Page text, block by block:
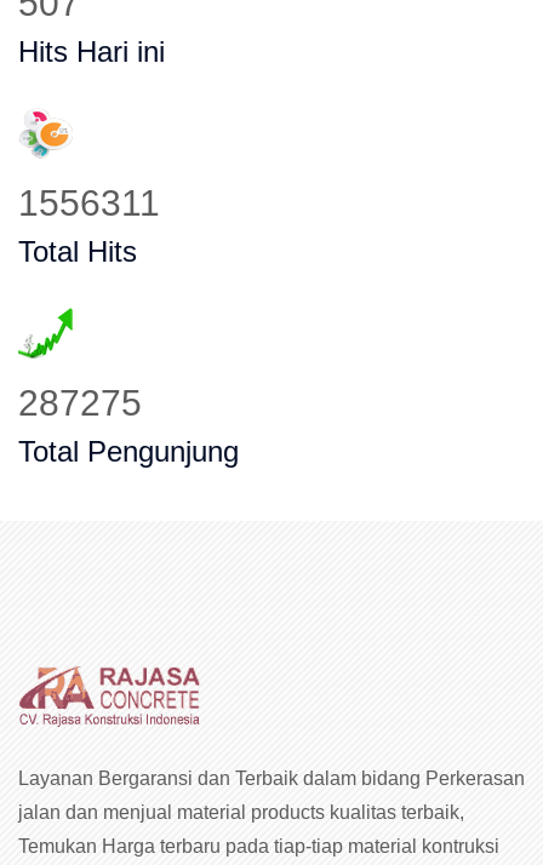
Hits Hari ini
1889807
Total Hits
348834
Total Pengunjung
Layanan Bergaransi dan Terbaik dalam bidang Perkerasan
jalan dan menjual material products kualitas terbaik,
Temukan Harga terbaru pada tiap-tiap material kontruksi